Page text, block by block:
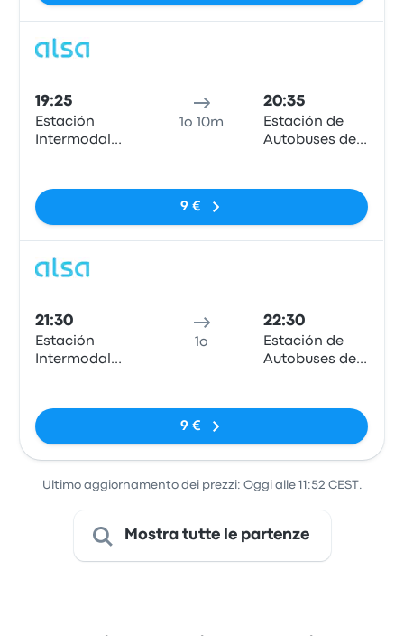
19:25
Estación
Intermodal
1o 10m
20:35
Estación de
Autobuses de
9 €
21:30
Estación
Intermodal
1o
22:30
Estación de
Autobuses de
9 €
Ultimo aggiornamento dei prezzi: Oggi alle 11:52 CEST.
Mostra tutte le partenze